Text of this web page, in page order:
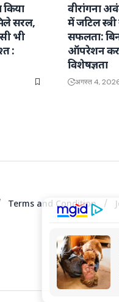
सरल,
भी
:
वीरांगना
में जटिल
सफलता:
ऑपरेशन कर
विशेषज्ञता
अगस्त 4,
Terms and Condition